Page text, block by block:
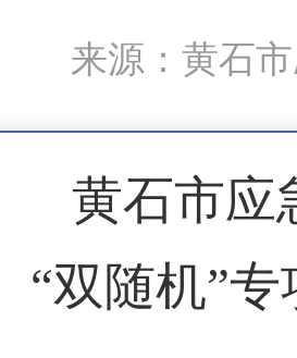
来源：黄石
黄石市应
“双随机”